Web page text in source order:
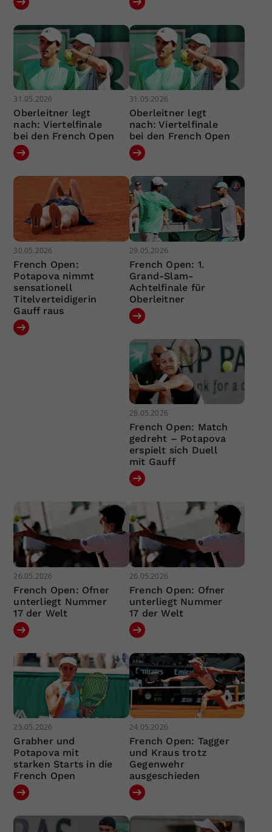
31.05.2026
Oberleitner legt
nach: Viertelfinale
bei den French Open
31.05.2026
Oberleitner legt
nach: Viertelfinale
bei den French Open
30.05.2026
French Open:
Potapova nimmt
sensationell
Titelverteidigerin
Gauff raus
29.05.2026
French Open: 1.
Grand-Slam-
Achtelfinale für
Oberleitner
28.05.2026
French Open: Match
gedreht – Potapova
erspielt sich Duell
mit Gauff
26.05.2026
French Open: Ofner
unterliegt Nummer
17 der Welt
26.05.2026
French Open: Ofner
unterliegt Nummer
17 der Welt
25.05.2026
Grabher und
Potapova mit
starken Starts in die
French Open
24.05.2026
French Open: Tagger
und Kraus trotz
Gegenwehr
ausgeschieden